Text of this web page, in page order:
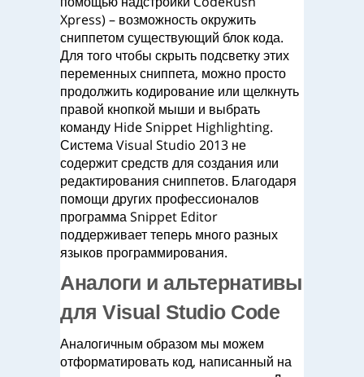
Xpress) – возможность окружить
сниппетом существующий блок кода.
Для того чтобы скрыть подсветку этих
переменных сниппета, можно просто
продолжить кодирование или щелкнуть
правой кнопкой мыши и выбрать
команду Hide Snippet Highlighting.
Система Visual Studio 2013 не
содержит средств для создания или
редактирования сниппетов. Благодаря
помощи других профессионалов
программа Snippet Editor
поддерживает теперь много разных
языков программирования.
Аналоги и альтернативы
для Visual Studio Code
Аналогичным образом мы можем
отформатировать код, написанный на